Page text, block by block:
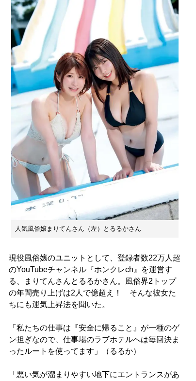
人気風俗嬢まりてんさん（左）とるるかさん
現役風俗嬢のユニットとして、登録者数22万人超
のYouTubeチャンネル『ホンクレch』を運営す
る、まりてんさんとるるかさん。風俗界2トップ
の年間売り上げは2人で億超え！ そんな彼女た
ちにも運気上昇法を聞いた。
「私たちの仕事は『安全に帰ること』が一種のゲ
ン担ぎなので、仕事場のラブホテルへは毎回決ま
ったルートを使ってます」（るるか）
「悪い気が溜まりやすい地下にエントランスがあ